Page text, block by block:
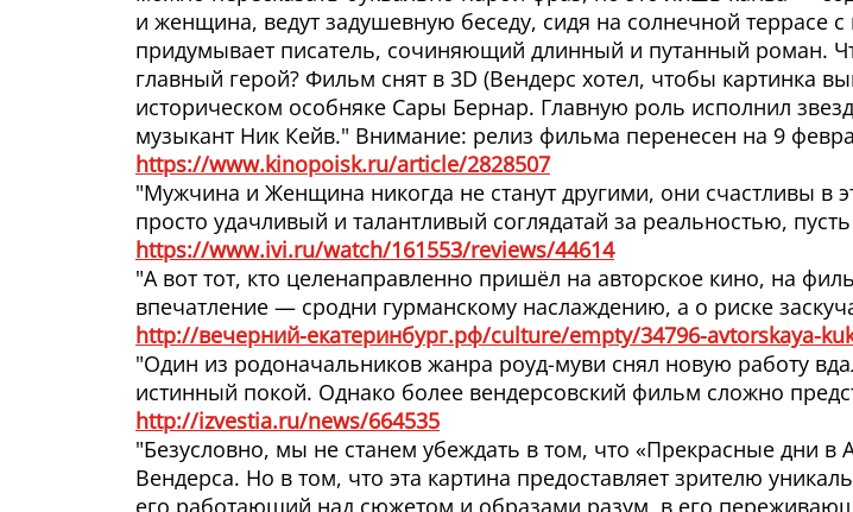
и женщина, ведут задушевную беседу, сидя на солнечной террасе
придумывает писатель, сочиняющий длинный и путанный роман.
главный герой? Фильм снят в 3D (Вендерс хотел, чтобы картинка
историческом особняке Сары Бернар. Главную роль исполнил
музыкант Ник Кейв." Внимание: релиз фильма перенесен на 9
https://www.kinopoisk.ru/article/2828507
"Мужчина и Женщина никогда не станут другими, они счастливы в
просто удачливый и талантливый соглядатай за реальностью,
https://www.ivi.ru/watch/161553/reviews/44614
"А вот тот, кто целенаправленно пришёл на авторское кино, на
впечатление — сродни гурманскому наслаждению, а о риске
http://вечерний-екатеринбург.рф/culture/empty/34796-avtorskaya-
"Один из родоначальников жанра роуд-муви снял новую работу
истинный покой. Однако более вендерсовский фильм сложно
http://izvestia.ru/news/664535
"Безусловно, мы не станем убеждать в том, что «Прекрасные дни
Вендерса. Но в том, что эта картина предоставляет зрителю
его работающий над сюжетом и образами разум, в его